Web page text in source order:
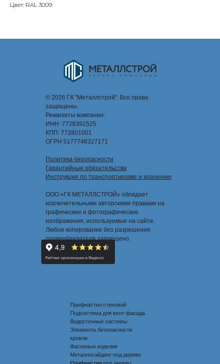
Цвет: RAL 3009
© 2026 ГК "Металлстрой". Все права
защищены.
Реквизиты компании:
ИНН: 7728392525
КПП: 772801001
ОГРН 5177746327171
Политика безопасности
Гарантийные обязательства
Инструкция по транспортировке и хранению
ООО «ГК МЕТАЛЛСТРОЙ» обладает
исключительными авторскими правами на
графические и фотографические
изображения, используемые на сайте.
Любое копирование без разрешения
правообладателя запрещено.
Профнастил стеновой
Подсистема для вент фасада
Водосточные системы
Элементы безопасности
кровли
Фасонные изделия
Металлосайдинг под дерево